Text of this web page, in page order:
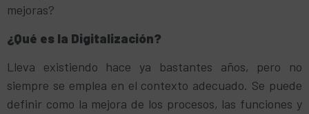
mejoras?
¿Qué es la Digitalización?
Lleva existiendo hace ya bastantes años, pero no
siempre se emplea en el contexto adecuado. Se puede
definir como la mejora de los procesos, las funciones y